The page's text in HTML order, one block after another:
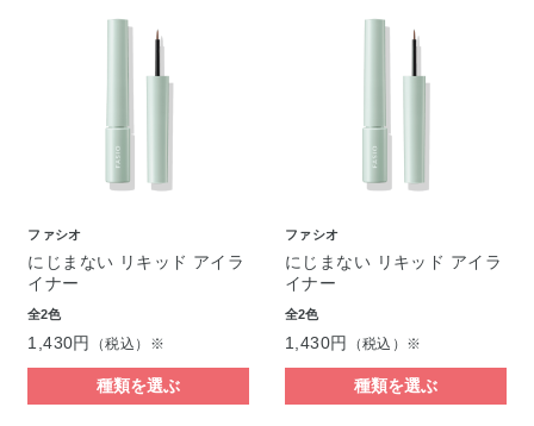
ファシオ
にじまない リキッド アイラ
イナー
全2色
1,430円 （税込）※
種類を選ぶ
ファシオ
にじまない リキッド アイラ
イナー
全2色
1,430円 （税込）※
種類を選ぶ